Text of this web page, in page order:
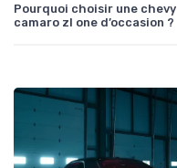
Pourquoi choisir une chevy
camaro zl one d’occasion ?